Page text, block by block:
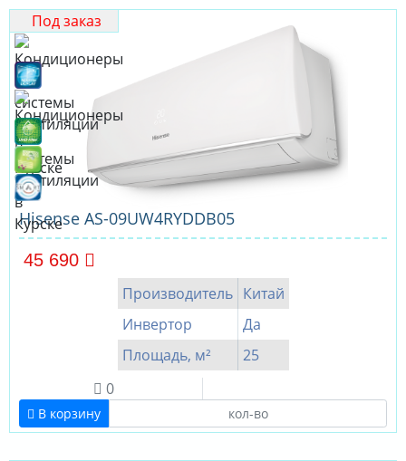
Под заказ
Hisense AS-09UW4RYDDB05
45 690
Производитель Китай
Инвертор
Да
Площадь, м²
25
0
В корзину